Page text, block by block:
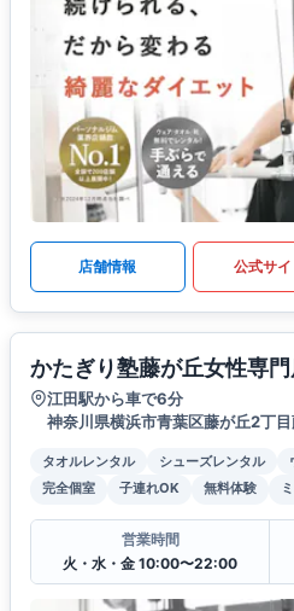
店舗情報 公式サイ
かたぎり塾藤が丘女性専
江田駅から車で6分
神奈川県横浜市青葉区藤が丘2丁
タオルレンタル シューズレンタル
完全個室
子連れOK 無料体験
営業時間
火・水・金 10:00〜22:00